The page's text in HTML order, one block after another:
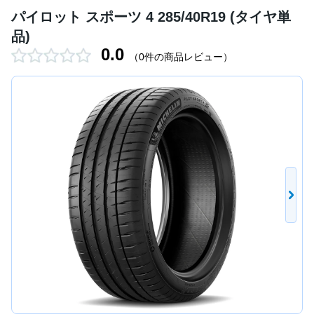
パイロット スポーツ 4 285/40R19 (タイヤ単
品)
0.0 （0件の商品レビュー）